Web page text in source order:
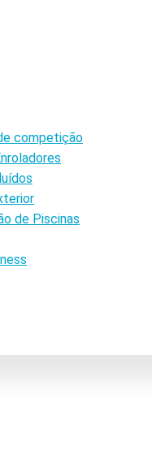
competição
de Piscinas